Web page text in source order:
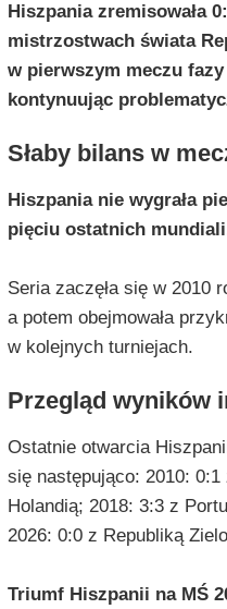
Hiszpania zremisowała
mistrzostwach świata
w pierwszym meczu
kontynuując
Słaby bilans w
Hiszpania nie wygrała
pięciu ostatnich
Seria zaczęła się w 2010
a potem obejmowała
w kolejnych turniejach.
Przegląd wyników
Ostatnie otwarcia
się następująco: 2010:
Holandią; 2018: 3:3 z
2026: 0:0 z Republiką
Triumf Hiszpanii na MŚ